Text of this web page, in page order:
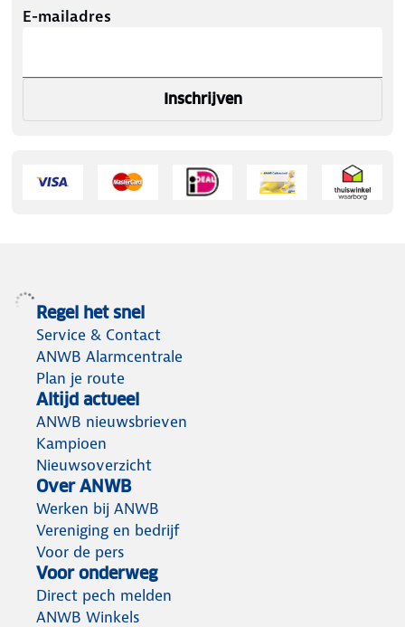
E-mailadres
Inschrijven
Regel het snel
Service & Contact
ANWB Alarmcentrale
Plan je route
Altijd actueel
ANWB nieuwsbrieven
Kampioen
Nieuwsoverzicht
Over ANWB
Werken bij ANWB
Vereniging en bedrijf
Voor de pers
Voor onderweg
Direct pech melden
ANWB Winkels